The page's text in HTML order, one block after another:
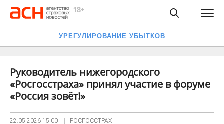
УРЕГУЛИРОВАНИЕ УБЫТКОВ
Руководитель нижегородского
«Росгосстраха» принял участие в форуме
«Россия зовёт!»
22.05.2026 15:00 РОСГОССТРАХ